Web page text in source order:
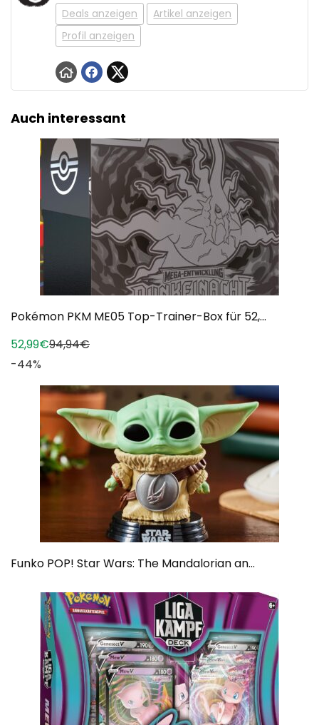
Deals anzeigen
Artikel anzeigen
Profil anzeigen
Auch interessant
Pokémon PKM ME05 Top-Trainer-Box für 52,...
52,99€94,94€
-44%
Funko POP! Star Wars: The Mandalorian an...